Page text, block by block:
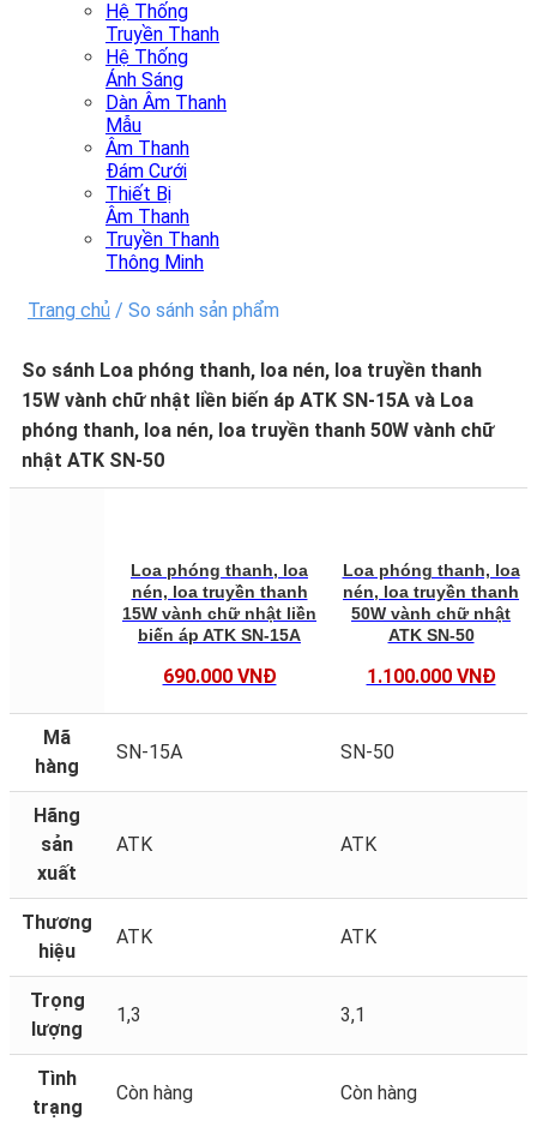
Hệ Thống
Truyền Thanh
Hệ Thống
Ánh Sáng
Dàn Âm Thanh
Mẫu
Âm Thanh
Đám Cưới
Thiết Bị
Âm Thanh
Truyền Thanh
Thông Minh
Trang chủ / So sánh sản phẩm
So sánh Loa phóng thanh, loa nén, loa truyền thanh
15W vành chữ nhật liền biến áp ATK SN-15A và Loa
phóng thanh, loa nén, loa truyền thanh 50W vành chữ
nhật ATK SN-50
Loa phóng thanh, loa
nén, loa truyền thanh
15W vành chữ nhật liền
biến áp ATK SN-15A
690.000 VNĐ
Loa phóng thanh, loa
nén, loa truyền thanh
50W vành chữ nhật
ATK SN-50
1.100.000 VNĐ
Mã
hàng
SN-15A SN-50
Hãng
sản
xuất
ATK ATK
Thương
hiệu
ATK ATK
Trọng
lượng
1,3 3,1
Tình
trạng
Còn hàng Còn hàng